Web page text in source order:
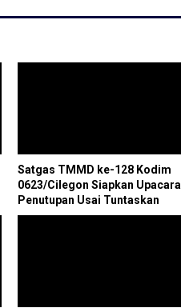
Satgas TMMD ke-128 Kodim
0623/Cilegon Siapkan Upacara
Penutupan Usai Tuntaskan
Seluruh Sasaran Program